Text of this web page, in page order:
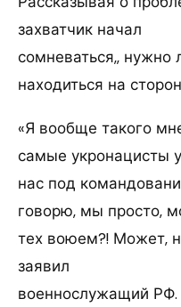
захватчик начал
сомневаться,,
находиться на
«Я вообще такого
самые укронацисты у
нас под
говорю, мы просто,
тех воюем?! Может,
заявил
военнослужащий РФ.